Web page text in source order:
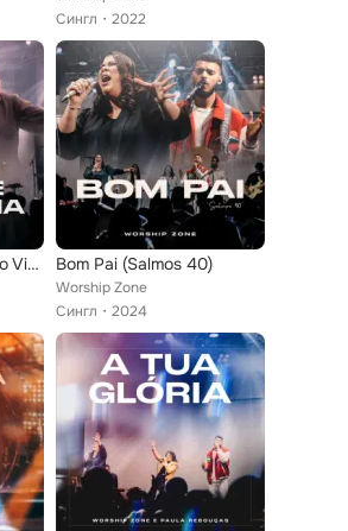
Сингл
2022
Até Que Ele Venha (Ao Vivo) Bom Pai (Salmos 40)
Worship Zone
Сингл
2024